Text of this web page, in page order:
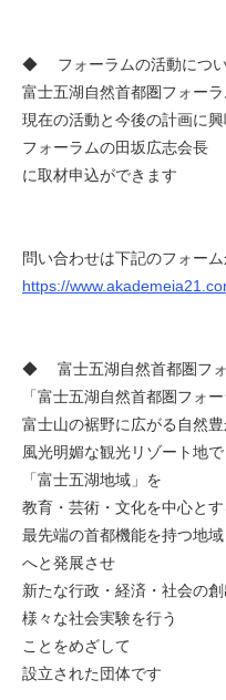
◆ フォーラムの活動につ
富士五湖自然首都圏フォー
現在の活動と今後の計画に
フォーラムの田坂広志会長
に取材申込ができます
問い合わせは下記のフォーム
https://
◆ 富士五湖自然首都圏フ
「富士五湖自然首都圏フォ
富士山の裾野に広がる自然
風光明媚な観光リゾート地
「富士五湖地域」を
教育・芸術・文化を中心とす
最先端の首都機能を持つ地域
へと発展させ
新たな行政・経済・社会の
様々な社会実験を行う
ことをめざして
設立された団体です